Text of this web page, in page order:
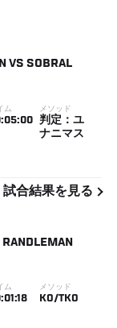
VS SOBRAL
ム メソッド
判定：ユ
ナニマス
試合結果を見る
RANDLEMAN
ム メソッド
KO/TKO